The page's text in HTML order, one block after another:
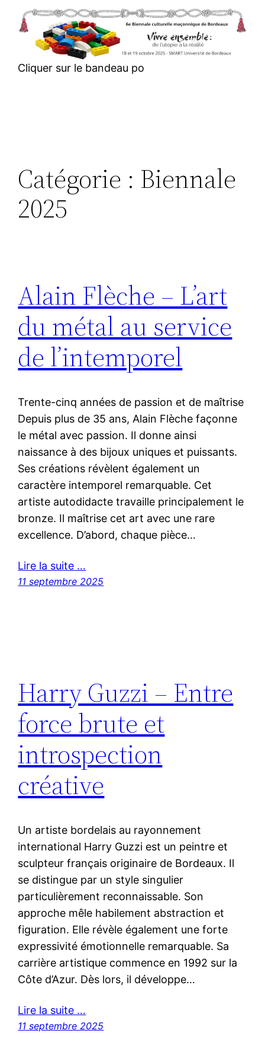
Aller
contenu
Cliquer sur le bandeau po
Catégorie : Biennale
2025
Alain Flèche – L’art
du métal au service
de l’intemporel
Trente-cinq années de passion et de maîtrise
Depuis plus de 35 ans, Alain Flèche façonne
le métal avec passion. Il donne ainsi
naissance à des bijoux uniques et puissants.
Ses créations révèlent également un
caractère intemporel remarquable. Cet
artiste autodidacte travaille principalement le
bronze. Il maîtrise cet art avec une rare
excellence. D’abord, chaque pièce…
Lire la suite …
11 septembre 2025
Harry Guzzi – Entre
force brute et
introspection
créative
Un artiste bordelais au rayonnement
international Harry Guzzi est un peintre et
sculpteur français originaire de Bordeaux. Il
se distingue par un style singulier
particulièrement reconnaissable. Son
approche mêle habilement abstraction et
figuration. Elle révèle également une forte
expressivité émotionnelle remarquable. Sa
carrière artistique commence en 1992 sur la
Côte d’Azur. Dès lors, il développe…
Lire la suite …
11 septembre 2025